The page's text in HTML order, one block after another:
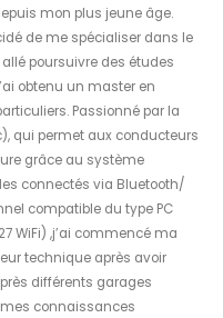
mon plus jeune âge.
de me spécialiser dans le
poursuivre des études
obtenu un master en
Passionné par la
qui permet aux conducteurs
grâce au système
connectés via Bluetooth/
compatible du type PC
WiFi) ,j’ai commencé ma
technique après avoir
différents garages
connaissances